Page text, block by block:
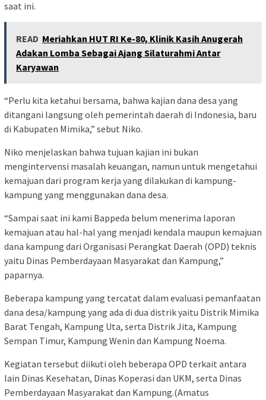
saat ini.
READ Meriahkan HUT RI Ke-80, Klinik Kasih Anugerah
Adakan Lomba Sebagai Ajang Silaturahmi Antar
Karyawan
“Perlu kita ketahui bersama, bahwa kajian dana desa yang
ditangani langsung oleh pemerintah daerah di Indonesia, baru
di Kabupaten Mimika,” sebut Niko.
Niko menjelaskan bahwa tujuan kajian ini bukan
mengintervensi masalah keuangan, namun untuk mengetahui
kemajuan dari program kerja yang dilakukan di kampung-
kampung yang menggunakan dana desa.
“Sampai saat ini kami Bappeda belum menerima laporan
kemajuan atau hal-hal yang menjadi kendala maupun kemajuan
dana kampung dari Organisasi Perangkat Daerah (OPD) teknis
yaitu Dinas Pemberdayaan Masyarakat dan Kampung,”
paparnya.
Beberapa kampung yang tercatat dalam evaluasi pemanfaatan
dana desa/kampung yang ada di dua distrik yaitu Distrik Mimika
Barat Tengah, Kampung Uta, serta Distrik Jita, Kampung
Sempan Timur, Kampung Wenin dan Kampung Noema.
Kegiatan tersebut diikuti oleh beberapa OPD terkait antara
lain Dinas Kesehatan, Dinas Koperasi dan UKM, serta Dinas
Pemberdayaan Masyarakat dan Kampung.(Amatus